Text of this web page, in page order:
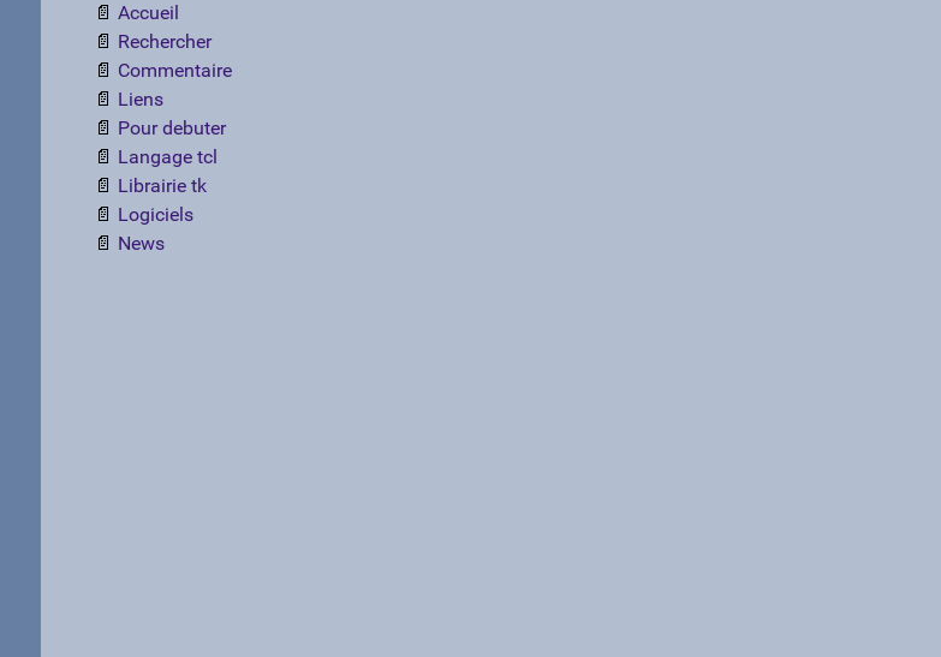
Accueil
Rechercher
Commentaire
Liens
Pour debuter
Langage tcl
Librairie tk
Logiciels
News